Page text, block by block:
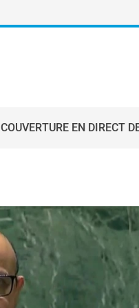
COUVERTURE EN DIRECT